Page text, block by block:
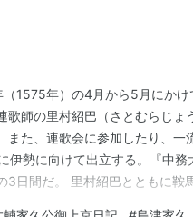
（1575年）の4月から5月にか
歌師の里村紹巴（さとむらじ
また、連歌会に参加したり、
伊勢に向けて出立する。『中
3日間だ。 里村紹巴とともに鞍